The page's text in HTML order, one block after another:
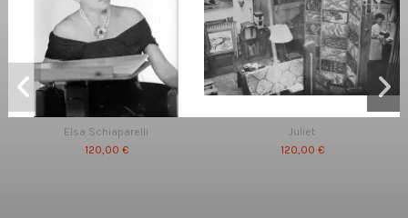
Elsa Schiaparelli
120,00 €
Juliet
120,00 €